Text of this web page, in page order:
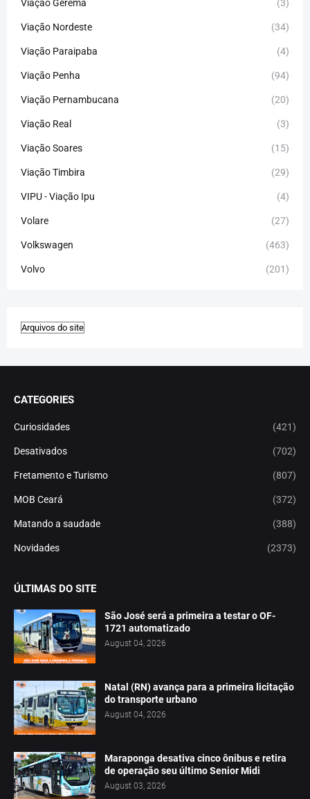
Viação Gerema (3)
Viação Nordeste (34)
Viação Paraipaba (4)
Viação Penha (94)
Viação Pernambucana (20)
Viação Real (3)
Viação Soares (15)
Viação Timbira (29)
VIPU - Viação Ipu (4)
Volare (27)
Volkswagen (463)
Volvo (201)
CATEGORIES
Curiosidades (421)
Desativados (702)
Fretamento e Turismo (807)
MOB Ceará (372)
Matando a saudade (388)
Novidades (2373)
ÚLTIMAS DO SITE
São José será a primeira a testar o OF-
1721 automatizado
August 04, 2026
Natal (RN) avança para a primeira licitação
do transporte urbano
August 04, 2026
Maraponga desativa cinco ônibus e retira
de operação seu último Senior Midi
August 03, 2026